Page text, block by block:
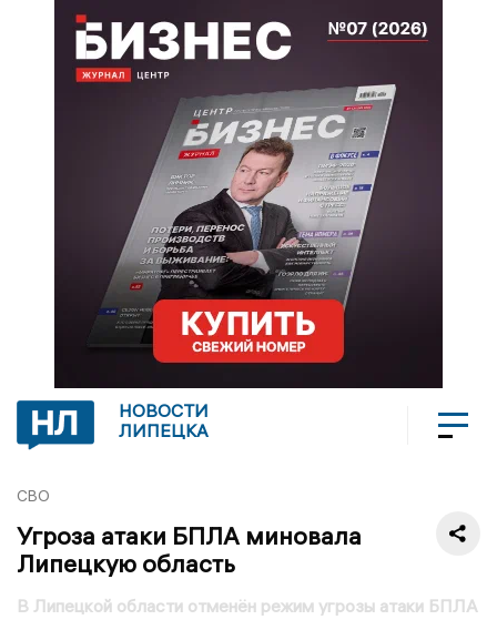
НОВОСТИ
ЛИПЕЦКА
СВО
Угроза атаки БПЛА миновала
Липецкую область
В Липецкой области отменён режим угрозы атаки БПЛА